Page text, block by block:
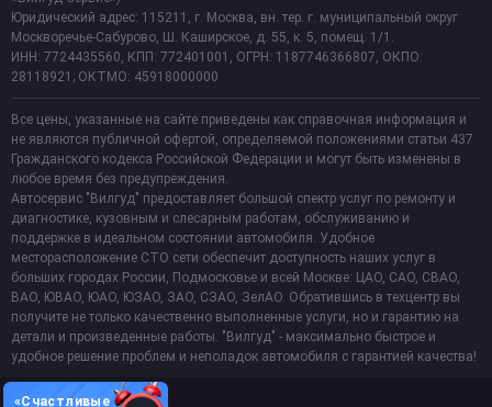
Юридический адрес: 115211, г. Москва, вн. тер. г. муниципальный округ
Москворечье-Сабурово, Ш. Каширское, д. 55, к. 5, помещ. 1/1.
ИНН: 7724435560, КПП: 772401001, ОГРН: 1187746366807, ОКПО:
28118921; ОКТМО: 45918000000
Все цены, указанные на сайте приведены как справочная информация и
не являются публичной офертой, определяемой положениями статьи 437
Гражданского кодекса Российской Федерации и могут быть изменены в
любое время без предупреждения.
Автосервис "Вилгуд" предоставляет большой спектр услуг по ремонту и
диагностике, кузовным и слесарным работам, обслуживанию и
поддержке в идеальном состоянии автомобиля. Удобное
месторасположение СТО сети обеспечит доступность наших услуг в
больших городах России, Подмосковье и всей Москве: ЦАО, САО, СВАО,
ВАО, ЮВАО, ЮАО, ЮЗАО, ЗАО, СЗАО, ЗелАО. Обратившись в техцентр вы
получите не только качественно выполненные услуги, но и гарантию на
детали и произведенные работы. "Вилгуд" - максимально быстрое и
удобное решение проблем и неполадок автомобиля с гарантией качества!
«Счастливые